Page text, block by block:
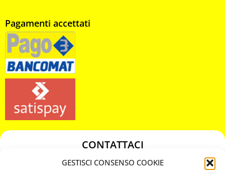
GESTISCI CONSENSO COOKIE
Pagamenti accettati
CONTATTACI
349 3863811